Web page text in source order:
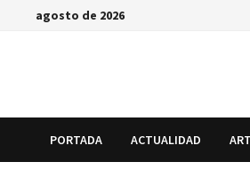
Saltaragosto de 2026
PORTADA ACTUALIDAD